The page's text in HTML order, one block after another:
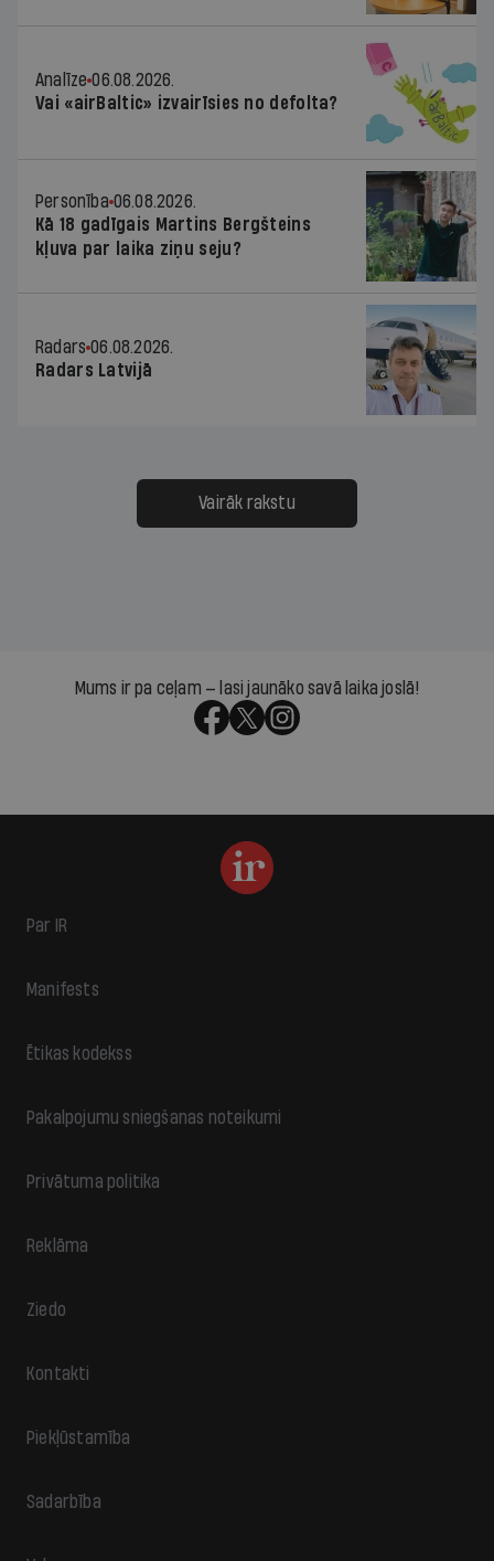
Analīze 06.08.2026.
Vai «airBaltic» izvairīsies no defolta?
Personība 06.08.2026.
Kā 18 gadīgais Martins Bergšteins
kļuva par laika ziņu seju?
Radars 06.08.2026.
Radars Latvijā
Vairāk rakstu
Mums ir pa ceļam — lasi jaunāko savā laika joslā!
Par IR
Manifests
Ētikas kodekss
Pakalpojumu sniegšanas noteikumi
Privātuma politika
Reklāma
Ziedo
Kontakti
Piekļūstamība
Sadarbība